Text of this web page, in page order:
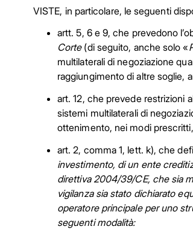
VISTE, in particolare, le seguenti
artt. 5, 6 e 9, che prevedono
Corte(di seguito, anche solo «
multilaterali di negoziazione
raggiungimento di altre soglie,
art. 12, che prevede restrizioni
sistemi multilaterali di
ottenimento, nei modi
art. 2, comma 1, lett. k), che
investimento, di un ente
direttiva 2004/39/CE, che sia
vigilanza sia stato dichiarato
operatore principale per uno
seguenti modalità: